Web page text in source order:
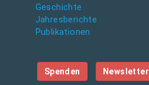
Geschichte
Jahresberichte
Publikationen
Spenden Newsletter